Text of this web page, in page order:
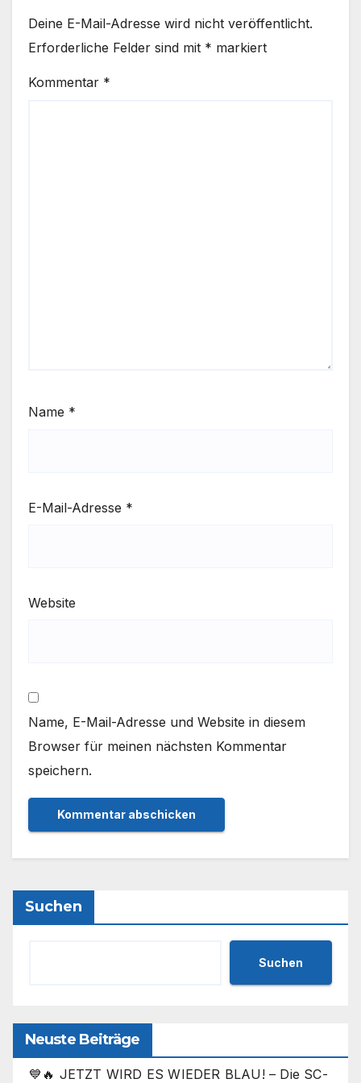
Deine E-Mail-Adresse wird nicht veröffentlicht.
Erforderliche Felder sind mit * markiert
Kommentar *
Name *
E-Mail-Adresse *
Website
Name, E-Mail-Adresse und Website in diesem
Browser für meinen nächsten Kommentar
speichern.
Suchen
Suchen
Neuste Beiträge
💙🔥 JETZT WIRD ES WIEDER BLAU! – Die SC-